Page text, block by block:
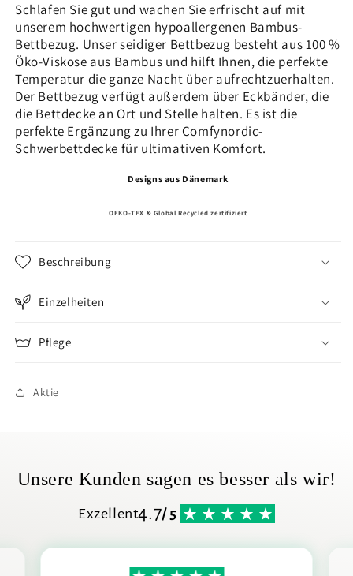
Schlafen Sie gut und wachen Sie erfrischt auf mit
unserem hochwertigen hypoallergenen Bambus-
Bettbezug. Unser seidiger Bettbezug besteht aus 100 %
Öko-Viskose aus Bambus und hilft Ihnen, die perfekte
Temperatur die ganze Nacht über aufrechtzuerhalten.
Der Bettbezug verfügt außerdem über Eckbänder, die
die Bettdecke an Ort und Stelle halten. Es ist die
perfekte Ergänzung zu Ihrer Comfynordic-
Schwerbettdecke für ultimativen Komfort.
Designs aus Dänemark
OEKO-TEX & Global Recycled zertifiziert
Beschreibung
Einzelheiten
Pflege
Aktie
Unsere Kunden sagen es besser als wir!
Exzellent4.7/ 5